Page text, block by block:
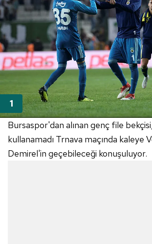
Bursaspor'dan alınan genç file
kullanamadı Trnava maçında kaleye
Demirel'in geçebileceği konuşuluyor.